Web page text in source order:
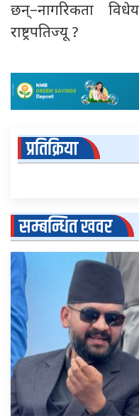
छन्–नागरिकता
राष्ट्रपतिज्यू ?
प्रतिक्रिया
सम्बन्धित खवर